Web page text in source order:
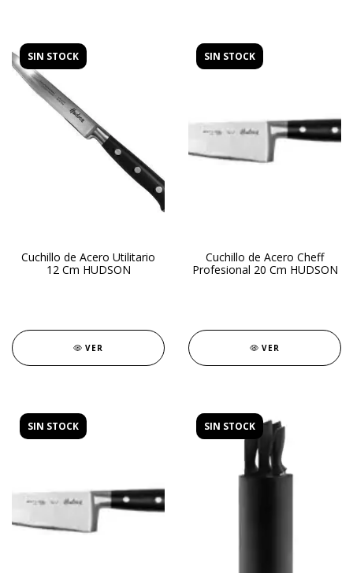
SIN STOCK
Cuchillo de Acero Utilitario
12 Cm HUDSON
VER
SIN STOCK
Cuchillo de Acero Cheff
Profesional 20 Cm HUDSON
VER
SIN STOCK SIN STOCK